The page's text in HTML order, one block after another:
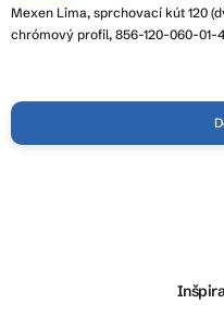
Mexen Lima, sprchovací kút 120
chrómový profil, 856-120-060-01-